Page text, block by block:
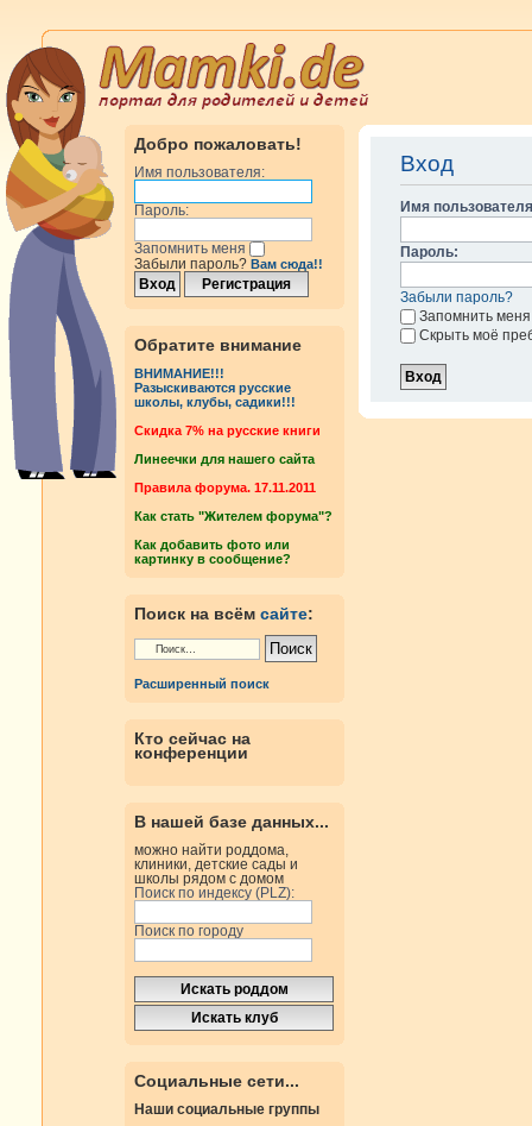
Добро пожаловать!
Имя пользователя:
Пароль:
Запомнить меня
Забыли пароль? Вам сюда!!
Обратите внимание
ВНИМАНИЕ!!!
Разыскиваются русские
школы, клубы, садики!!!
Cкидка 7% на русские книги
Линеечки для нашего сайта
Правила форума. 17.11.2011
Как стать "Жителем форума"?
Как добавить фото или
картинку в сообщение?
Поиск на всём сайте:
Расширенный поиск
Кто сейчас на
конференции
В нашей базе данных...
можно найти роддома,
клиники, детские сады и
школы рядом с домом
Поиск по индексу (PLZ):
Поиск по городу
Социальные сети...
Наши социальные группы
Вход
Имя
Пароль:
Забыли пароль?
Запомнить меня
Скрыть моё